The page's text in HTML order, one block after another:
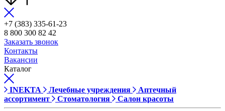
+7 (383) 335-61-23
8 800 300 82 42
Заказать звонок
Контакты
Вакансии
Каталог
INEKTA Лечебные учреждения
Аптечный
ассортимент
Стоматология Салон красоты